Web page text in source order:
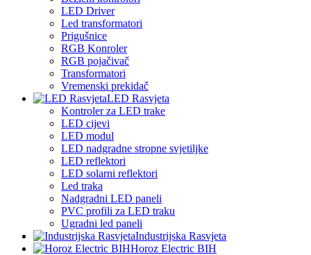
LED Driver
Led transformatori
Prigušnice
RGB Konroler
RGB pojačivač
Transformatori
Vremenski prekidač
LED Rasvjeta
Kontroler za LED trake
LED cijevi
LED modul
LED nadgradne stropne svjetiljke
LED reflektori
LED solarni reflektori
Led traka
Nadgradni LED paneli
PVC profili za LED traku
Ugradni led paneli
Industrijska Rasvjeta
Horoz Electric BIH